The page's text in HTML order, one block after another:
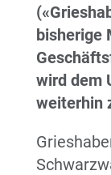
bisherige
wird dem
weiterhin